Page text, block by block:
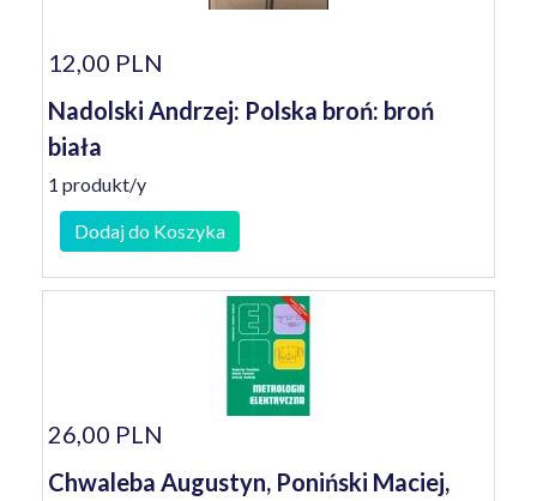
12,00 PLN
Nadolski Andrzej: Polska broń: broń
biała
1 produkt/y
Dodaj do Koszyka
26,00 PLN
Chwaleba Augustyn, Poniński Maciej,